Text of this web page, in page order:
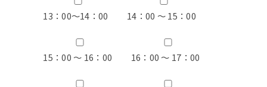
13：00〜14：00 14：00 ～ 15：00
15：00 ～ 16：00 16：00 ～ 17：00